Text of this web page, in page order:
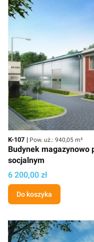
Kod
K-107 Powierzchnia użytkowa
Pow. uż.: 940,05 m²
Budynek magazynowo
socjalnym
Cena projektu
6 200,00 zł
Do koszyka